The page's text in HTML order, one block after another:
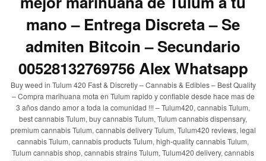
mano – Entrega Discreta – Se
admiten Bitcoin – Secundario
00528132769756 Alex Whatsapp
Buy weed in Tulum 420 Fast & Discretly – Cannabis & Edibles – Best Quality
– Compra marihuana mota en Tulum rapido y confiable desde hace mas de
3 años dando amor a toda la comunidad !!! – Tulum420, cannabis Tulum,
best cannabis Tulum, buy cannabis Tulum, Tulum cannabis dispensary,
premium cannabis Tulum, cannabis delivery Tulum, Tulum420 reviews, legal
cannabis Tulum, cannabis products Tulum, high-quality cannabis Tulum,
Tulum cannabis shop, cannabis strains Tulum, Tulum420 delivery, cannabis